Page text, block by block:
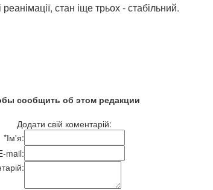
стан іще трьох - стабільний.
сообщить об этом редакции
Додати свій коментарій:
*Ім'я:
mail: